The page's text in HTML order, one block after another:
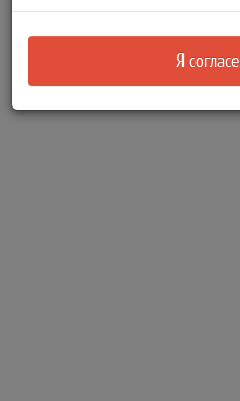
индивидуального
реконструкции дома
осуществляемых сЯ